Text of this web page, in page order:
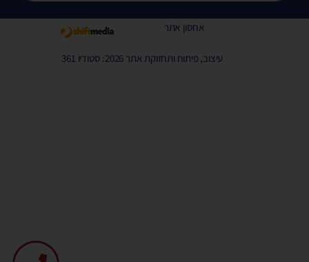
אחסון אתר
עיצוב, פיתוח ותחזוקת אתר 2026: סטודיו 361